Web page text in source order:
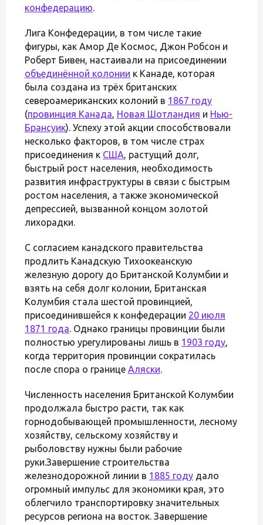
конфедерацию.
Лига Конфедерации, в том числе такие
фигуры, как Амор Де Космос, Джон Робсон и
Роберт Бивен, настаивали на присоединении
объединённой колонии к Канаде, которая
была создана из трёх британских
североамериканских колоний в 1867 году
(провинция Канада, Новая Шотландия и Нью-
Брансуик). Успеху этой акции способствовали
несколько факторов, в том числе страх
присоединения к США, растущий долг,
быстрый рост населения, необходимость
развития инфраструктуры в связи с быстрым
ростом населения, а также экономической
депрессией, вызванной концом золотой
лихорадки.
С согласием канадского правительства
продлить Канадскую Тихоокеанскую
железную дорогу до Британской Колумбии и
взять на себя долг колонии, Британская
Колумбия стала шестой провинцией,
присоединившейся к конфедерации 20 июля
1871 года. Однако границы провинции были
полностью урегулированы лишь в 1903 году,
когда территория провинции сократилась
после спора о границе Аляски.
Численность населения Британской Колумбии
продолжала быстро расти, так как
горнодобывающей промышленности, лесному
хозяйству, сельскому хозяйству и
рыболовству нужны были рабочие
руки.Завершение строительства
железнодорожной линии в 1885 году дало
огромный импульс для экономики края, это
облегчило транспортировку значительных
ресурсов региона на восток. Завершение